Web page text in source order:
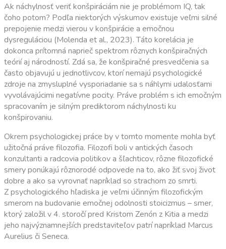
Ak náchylnosť veriť konšpiráciám nie je problémom IQ, tak
čoho potom? Podľa niektorých výskumov existuje veľmi silné
prepojenie medzi vierou v konšpirácie a emočnou
dysreguláciou (Molenda et al., 2023). Táto korelácia je
dokonca prítomná naprieč spektrom rôznych konšpiračných
teórií aj národností. Zdá sa, že konšpiračné presvedčenia sa
často objavujú u jednotlivcov, ktorí nemajú psychologické
zdroje na zmysluplné vysporiadanie sa s náhlymi udalosťami
vyvolávajúcimi negatívne pocity. Práve problém s ich emočným
spracovaním je silným prediktorom náchylnosti ku
konšpirovaniu.
Okrem psychologickej práce by v tomto momente mohla byť
užitočná práve filozofia. Filozofi boli v antických časoch
konzultanti a radcovia politikov a šľachticov, rôzne filozofické
smery ponúkajú rôznorodé odpovede na to, ako žiť svoj život
dobre a ako sa vyrovnať napríklad so strachom zo smrti.
Z psychologického hľadiska je veľmi účinným filozofickým
smerom na budovanie emočnej odolnosti stoicizmus – smer,
ktorý založil v 4. storočí pred Kristom Zenón z Kitia a medzi
jeho najvýznamnejších predstaviteľov patrí napríklad Marcus
Aurelius či Seneca.